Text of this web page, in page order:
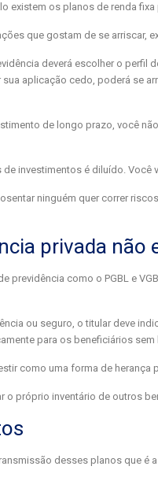
existem os planos de renda
que gostam de se arriscar,
deverá escolher o
aplicação cedo, poderá se
de longo prazo, você
investimentos é diluído. Você
ninguém quer correr
privada não
previdência como o PGBL e
ou seguro, o titular deve
para os beneficiários sem
como uma forma de
o próprio inventário de outros
desses planos que é